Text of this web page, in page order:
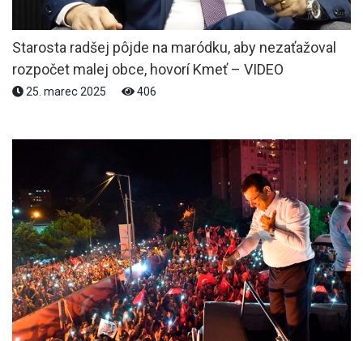
Starosta radšej pôjde na maródku, aby nezaťažoval
rozpočet malej obce, hovorí Kmeť – VIDEO
25. marec 2025 406